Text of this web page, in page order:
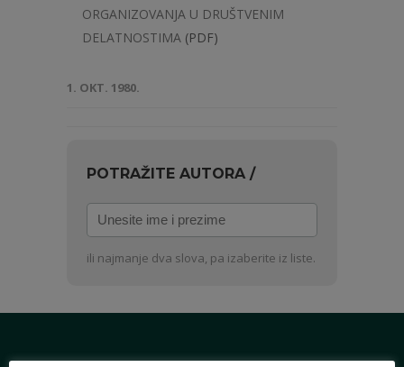
ORGANIZOVANJA U DRUŠTVENIM
DELATNOSTIMA (PDF)
1. OKT. 1980.
POTRAŽITE AUTORA /
Unesite
ime
iili najmanje dva slova, pa izaberite iz liste.